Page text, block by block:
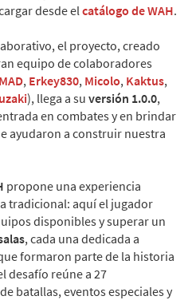
desde elcatálogo de WAH.
el proyecto, creado
equipo de colaboradores
, Erkey830, Micolo, Kaktus,
), llega a su versión 1.0.0,
en combates y en brindar
ayudaron a construir nuestra
propone una experiencia
tradicional: aquí el jugador
disponibles y superar un
, cada una dedicada a
formaron parte de la historia
desafío reúne a 27
batallas, eventos especiales y